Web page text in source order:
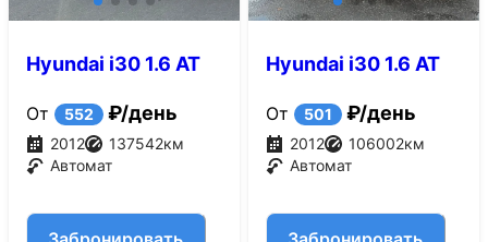
Hyundai i30 1.6 AT
От 552 ₽/день
2012 137542км
Автомат
Hyundai i30 1.6 AT
От 501 ₽/день
2012 106002км
Автомат